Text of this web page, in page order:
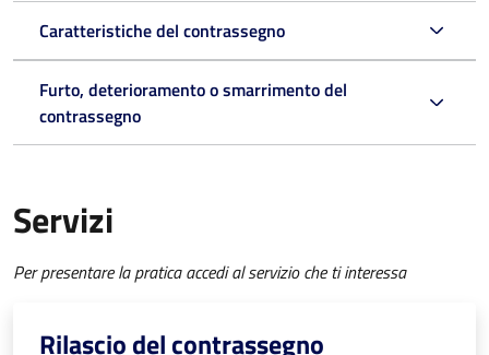
Caratteristiche del contrassegno
Furto, deterioramento o smarrimento del
contrassegno
Servizi
Per presentare la pratica accedi al servizio che ti interessa
Rilascio del contrassegno